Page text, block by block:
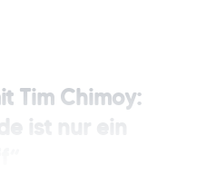
Tim Chimoy:
ist nur ein